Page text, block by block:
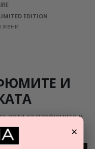
EDITION
жени
И
за парфюмите и
×